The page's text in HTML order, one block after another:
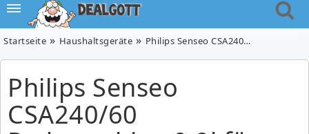
Startseite Haushaltsgeräte Philips Senseo CSA240/60 Padmaschine 0.9l für 62,99€ (Vergleich: 73,96€)
Philips Senseo
CSA240/60